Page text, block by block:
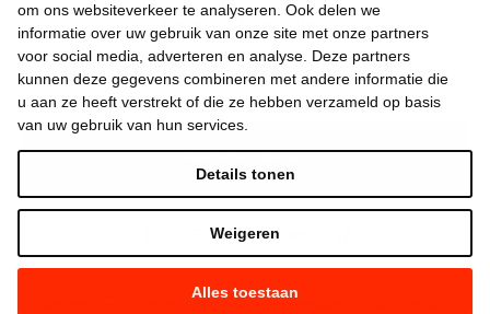
om ons websiteverkeer te analyseren. Ook delen we
informatie over uw gebruik van onze site met onze partners
voor social media, adverteren en analyse. Deze partners
kunnen deze gegevens combineren met andere informatie die
u aan ze heeft verstrekt of die ze hebben verzameld op basis
van uw gebruik van hun services.
Alles toestaan
Weigeren
Details tonen
Over de beweging
Algemeen
Laatste nieuws